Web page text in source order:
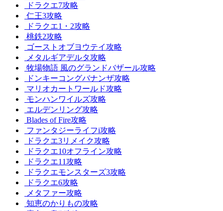
ドラクエ7攻略
仁王3攻略
ドラクエ1・2攻略
桃鉄2攻略
ゴーストオブヨウテイ攻略
メタルギアデルタ攻略
牧場物語 風のグランドバザール攻略
ドンキーコングバナンザ攻略
マリオカートワールド攻略
モンハンワイルズ攻略
エルデンリング攻略
Blades of Fire攻略
ファンタジーライフi攻略
ドラクエ3リメイク攻略
ドラクエ10オフライン攻略
ドラクエ11攻略
ドラクエモンスターズ3攻略
ドラクエ6攻略
メタファー攻略
知恵のかりもの攻略